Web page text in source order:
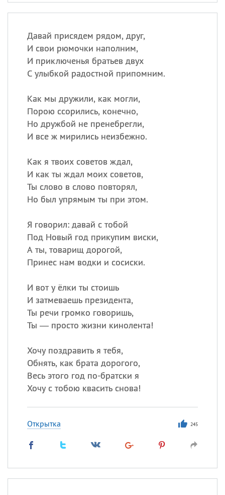
Давай присядем рядом, друг,
И свои рюмочки наполним,
И приключенья братьев двух
С улыбкой радостной припомним.
Как мы дружили, как могли,
Порою ссорились, конечно,
Но дружбой не пренебрегли,
И все ж мирились неизбежно.
Как я твоих советов ждал,
И как ты ждал моих советов,
Ты слово в слово повторял,
Но был упрямым ты при этом.
Я говорил: давай с тобой
Под Новый год прикупим виски,
А ты, товарищ дорогой,
Принес нам водки и сосиски.
И вот у ёлки ты стоишь
И затмеваешь президента,
Ты речи громко говоришь,
Ты — просто жизни кинолента!
Хочу поздравить я тебя,
Обнять, как брата дорогого,
Весь этого год по-братски я
Хочу с тобою квасить снова!
Открытка 245